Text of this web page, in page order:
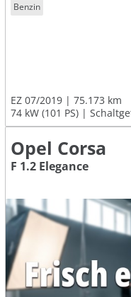
Benzin
EZ 07/2019
75.173 km
74 kW (101 PS)
Opel Corsa
F 1.2 Elegance